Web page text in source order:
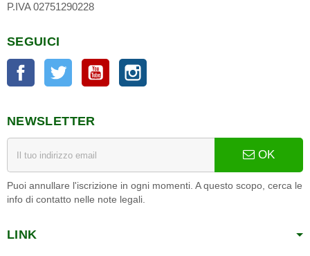
P.IVA 02751290228
SEGUICI
Facebook Twitter YouTube
NEWSLETTER
OK
Puoi annullare l'iscrizione in ogni momenti. A questo scopo, cerca le
info di contatto nelle note legali.
LINK